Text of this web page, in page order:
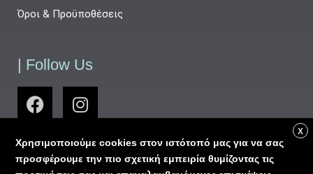
Όροι & Προϋποθέσεις
| Follow Us
X
Χρησιμοποιούμε cookies στον ιστότοπό μας για να σας
προσφέρουμε την πιο σχετική εμπειρία θυμίζοντας τις